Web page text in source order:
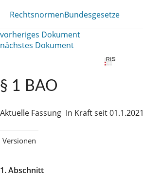
RechtsnormenBundesgesetze
vorheriges Dokument
nächstes Dokument
§ 1 BAO
Aktuelle Fassung In Kraft seit 01.1.2021
Versionen
1. Abschnitt